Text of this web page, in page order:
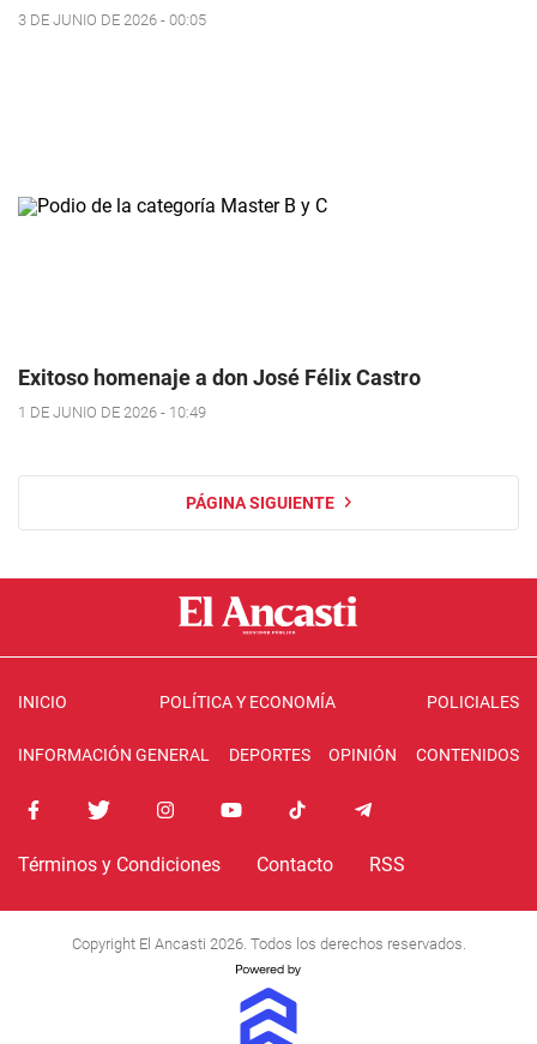
3 DE JUNIO DE 2026 - 00:05
Exitoso homenaje a don José Félix Castro
1 DE JUNIO DE 2026 - 10:49
PÁGINA SIGUIENTE
INICIO POLÍTICA Y ECONOMÍA POLICIALES
INFORMACIÓN GENERAL DEPORTES OPINIÓN CONTENIDOS
Términos y Condiciones Contacto RSS
Copyright El Ancasti 2026. Todos los derechos reservados.